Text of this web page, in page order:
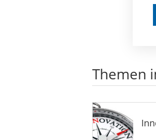
Themen